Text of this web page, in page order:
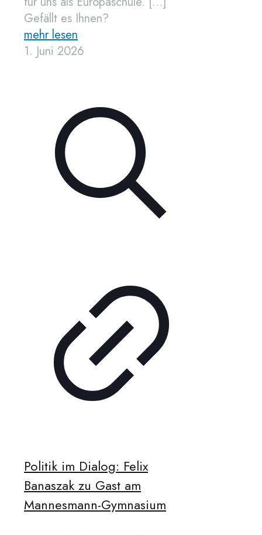
Gefällt es Ihnen?
mehr lesen
1. Juni 2026
Politik im Dialog: Felix
Banaszak zu Gast am
Mannesmann-Gymnasium